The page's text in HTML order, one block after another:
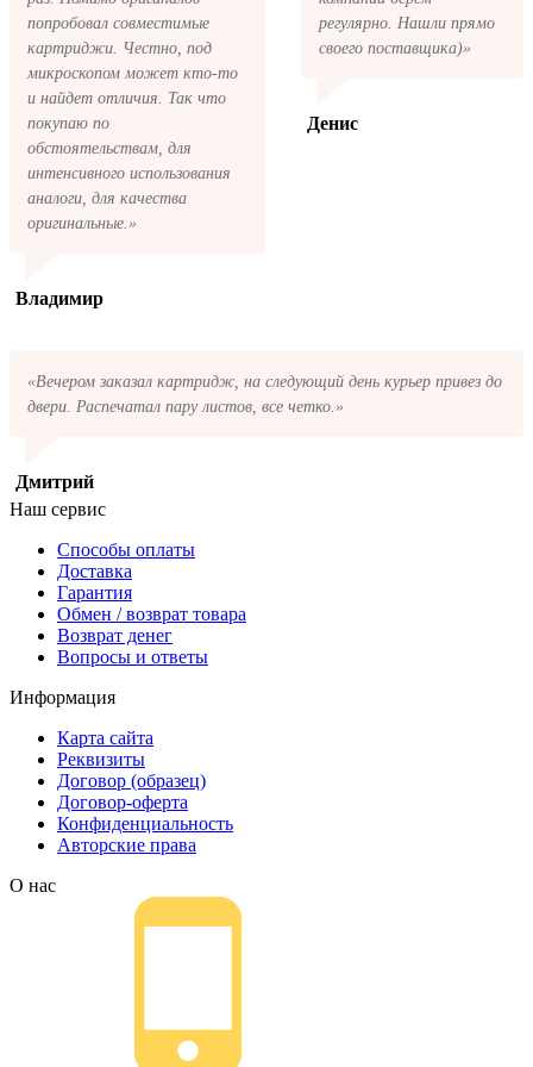
попробовал совместимые
картриджи. Честно, под
микроскопом может кто-то
и найдет отличия. Так что
покупаю по
обстоятельствам, для
интенсивного использования
аналоги, для качества
оригинальные.»
Владимир
регулярно. Нашли прямо
своего поставщика)»
Денис
«Вечером заказал картридж, на следующий день курьер привез до
двери. Распечатал пару листов, все четко.»
Дмитрий
Наш сервис
Способы оплаты
Доставка
Гарантия
Обмен / возврат товара
Возврат денег
Вопросы и ответы
Информация
Карта сайта
Реквизиты
Договор (образец)
Договор-оферта
Конфиденциальность
Авторские права
О нас